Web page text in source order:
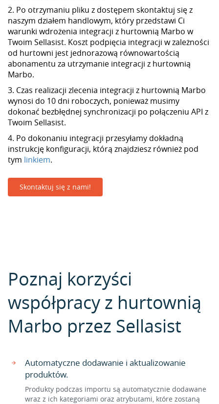
2. Po otrzymaniu pliku z dostępem skontaktuj się z
naszym działem handlowym, który przedstawi Ci
warunki wdrożenia integracji z hurtownią Marbo w
Twoim Sellasist. Koszt podpięcia integracji w zależności
od hurtowni jest jednorazową równowartością
abonamentu za utrzymanie integracji z hurtownią
Marbo.
3. Czas realizacji zlecenia integracji z hurtownią Marbo
wynosi do 10 dni roboczych, ponieważ musimy
dokonać bezbłędnej synchronizacji po połączeniu API z
Twoim Sellasist.
4. Po dokonaniu integracji przesyłamy dokładną
instrukcję konfiguracji, którą znajdziesz również pod
tym linkiem.
Skontaktuj się z nami!
Poznaj korzyści
współpracy z hurtownią
Marbo przez Sellasist
Automatyczne dodawanie i aktualizowanie
produktów.
Produkty podczas importu są automatycznie dodawane
wraz z ich kategoriami oraz atrybutami, które zostaną